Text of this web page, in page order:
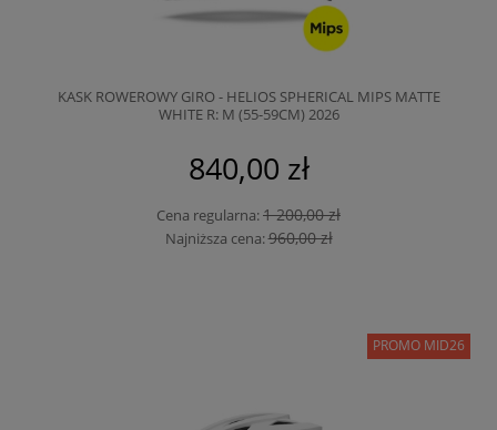
KASK ROWEROWY GIRO - HELIOS SPHERICAL MIPS MATTE
WHITE R: M (55-59CM) 2026
840,00 zł
Cena regularna:1 200,00 zł
Najniższa cena:960,00 zł
PROMO MID26